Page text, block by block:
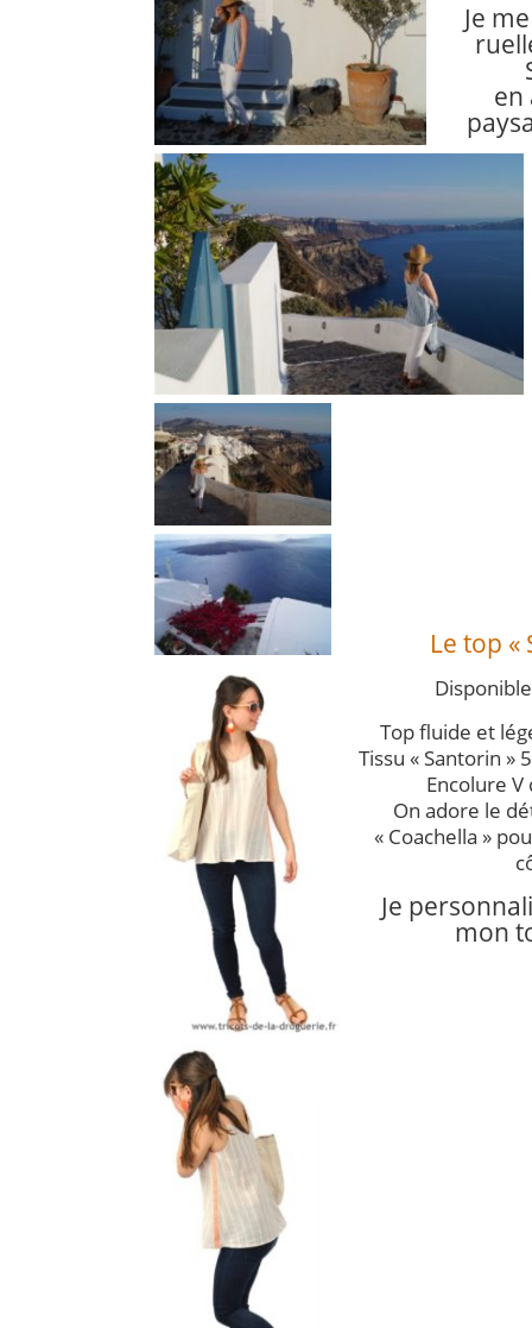
Je
en
Le top «
Top fluide et
Tissu « Santorin »
Encolure
On adore le
« Coachella »
Je
mon